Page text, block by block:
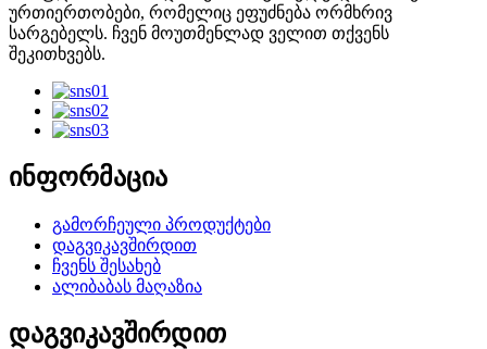
ურთიერთობები, რომელიც ეფუძნება ორმხრივ
სარგებელს. ჩვენ მოუთმენლად ველით თქვენს
შეკითხვებს.
ინფორმაცია
გამორჩეული პროდუქტები
დაგვიკავშირდით
ჩვენს შესახებ
ალიბაბას მაღაზია
დაგვიკავშირდით